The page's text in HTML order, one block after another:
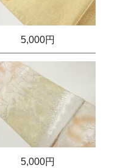
5,000円
5,000円